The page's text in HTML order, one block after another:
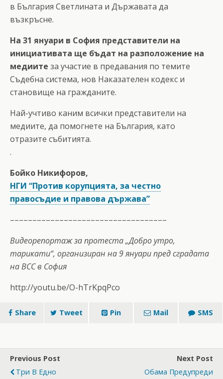
в България Светлината и Държавата да
възкръсне.
На 31 януари в София представители на
инициативата ще бъдат на разположение на
медиите за участие в предавания по темите
Съдебна система, нов Наказателен кодекс и
становище на гражданите.
Най-учтиво каним всички представители на
медиите, да помогнете на България, като
отразите събитията.
.
Бойко Никифоров,
НГИ “Против корупцията, за честно
правосъдие и правова държава”
–––––––––––––––––––––––––––––––––––
Видеорепортаж за протеста „Добро утро,
тарикати“, организиран на 9 януари пред сградата
на ВСС в София
http://youtu.be/O-hTrKpqPco
Share Tweet Pin Mail SMS
Previous Post
Три В Едно
Next Post
Обама Предупреди